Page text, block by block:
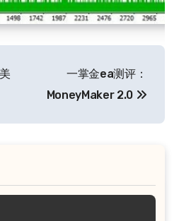
一掌金ea测评：
MoneyMaker 2.0